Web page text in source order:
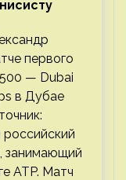
первого
— Dubai
в Дубае
занимающий
ATP. Матч